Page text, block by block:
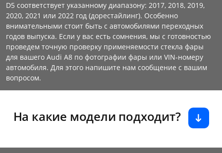
D5 соответствует указанному диапазону: 2017, 2018, 2019,
2020, 2021 или 2022 год (дорестайлинг). Особенно
внимательными стоит быть с автомобилями переходных
годов выпуска. Если у вас есть сомнения, мы с готовностью
проведем точную проверку применяемости стекла фары
для вашего Audi A8 по фотографии фары или VIN-номеру
автомобиля. Для этого напишите нам сообщение с вашим
вопросом.
На какие модели подходит?